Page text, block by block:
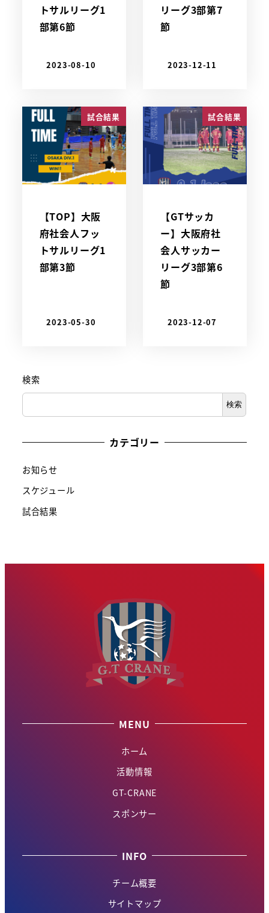
トサルリーグ1
部第6節
2023-08-10
リーグ3部第7
節
2023-12-11
試合結果
【TOP】大阪
府社会人フッ
トサルリーグ1
部第3節
2023-05-30
試合結果
【GTサッカ
ー】大阪府社
会人サッカー
リーグ3部第6
節
2023-12-07
検索
検索
カテゴリー
お知らせ
スケジュール
試合結果
MENU
ホーム
活動情報
GT-CRANE
スポンサー
INFO
チーム概要
サイトマップ